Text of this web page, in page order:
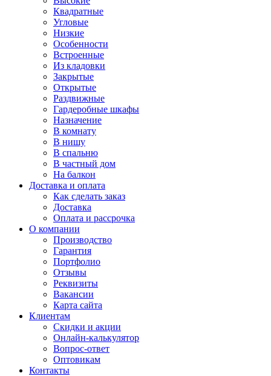
Квадратные
Угловые
Низкие
Особенности
Встроенные
Из кладовки
Закрытые
Открытые
Раздвижные
Гардеробные шкафы
Назначение
В комнату
В нишу
В спальню
В частный дом
На балкон
Доставка и оплата
Как сделать заказ
Доставка
Оплата и рассрочка
О компании
Производство
Гарантия
Портфолио
Отзывы
Реквизиты
Вакансии
Карта сайта
Клиентам
Скидки и акции
Онлайн-калькулятор
Вопрос-ответ
Оптовикам
Контакты